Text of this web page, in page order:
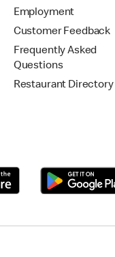
Employment
Customer Feedback
Frequently Asked
Questions
Restaurant Directory